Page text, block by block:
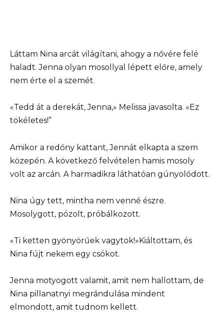
Láttam Nina arcát világítani, ahogy a nővére felé
haladt. Jenna olyan mosollyal lépett előre, amely
nem érte el a szemét.
«Tedd át a derekát, Jenna,» Melissa javasolta. «Ez
tökéletes!”
Amikor a redőny kattant, Jennát elkapta a szem
közepén. A következő felvételen hamis mosoly
volt az arcán. A harmadikra láthatóan gúnyolódott.
Nina úgy tett, mintha nem venné észre.
Mosolygott, pózolt, próbálkozott.
«Ti ketten gyönyörűek vagytok!»Kiáltottam, és
Nina fújt nekem egy csókot.
Jenna motyogott valamit, amit nem hallottam, de
Nina pillanatnyi megrándulása mindent
elmondott, amit tudnom kellett.